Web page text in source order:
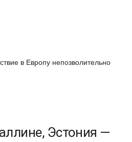
в Европу непозволительно
Эстония —